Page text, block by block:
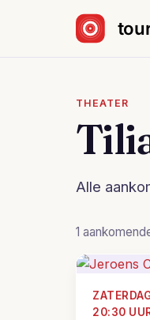
THEATER
Alle
1
20:30